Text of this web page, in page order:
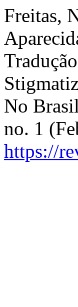
Freitas,
No
no. 1
https://